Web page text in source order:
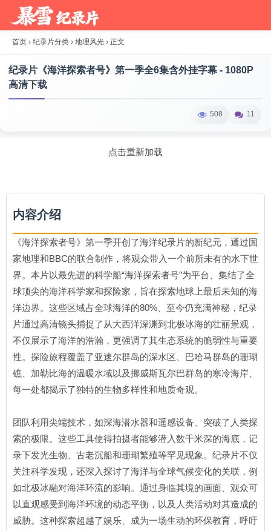
首页 › 纪录片分类 › 地理风光 › 正文
纪录片《海洋探索者号》第一季全6集含外挂字幕 - 1080P
高清下载
508 11
点击重新加载
内容介绍
《海洋探索者号》第一季开创了海洋纪录片的新纪元，通过国
家地理和BBC的联合制作，将观众带入一个前所未有的水下世
界。本片以最先进的科学船“海洋探索者号”为平台、集结了全
球顶尖的海洋科学家和探险家，旨在探索地球上最后未知的海
洋边界。这些区域占全球海洋的80%、至今仍充满神秘，纪录
片通过高清镜头捕捉了从大西洋深渊到北极冰海的壮丽景观，
不仅展示了海洋的浩瀚，更强调了其生态系统的脆弱性与重要
性。探险旅程覆盖了亚速尔群岛的深水区、巴哈马群岛的珊瑚
礁、加勒比海的温暖水域以及挪威斯瓦尔巴群岛的寒冷海岸、
每一处都揭示了独特的生物多样性和地质奇观。
团队利用尖端技术，如深海潜水器和遥感设备、突破了人类探
索的极限。这些工具使得拍摄者能够潜入数千米深的海底，记
录下发光生物、古老沉船和珊瑚繁殖等罕见现象。纪录片不仅
关注科学发现，还深入探讨了海洋与全球气候变化的关联，例
如北极冰融对海洋环流的影响。通过身临其境的画面、观众可
以直观感受到海洋环境的动态平衡，以及人类活动对其造成的
威胁。这种探索超越了娱乐、成为一场生动的环保教育，呼吁